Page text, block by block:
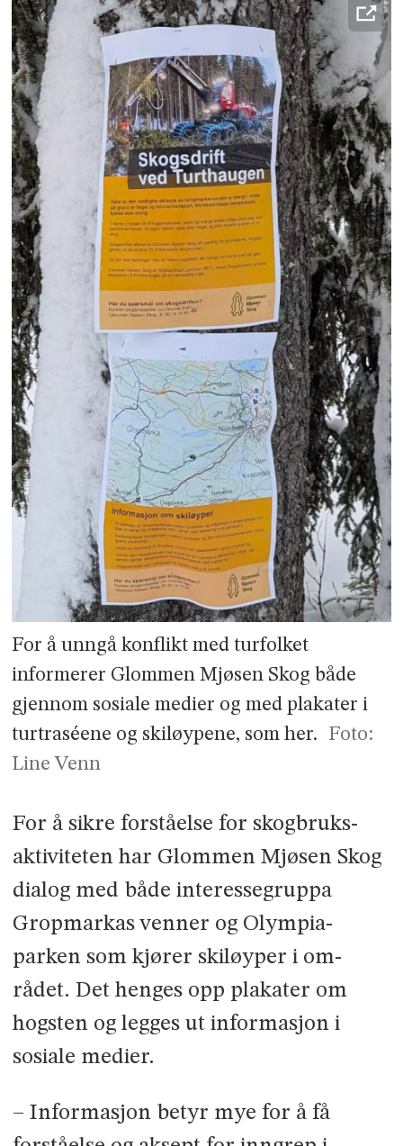
For å unngå konflikt med turfolket
informerer Glommen Mjøsen Skog både
gjennom sosiale medier og med plakater i
turtraséene og skiløypene, som her.
Foto:
Line Venn
For å sikre forståelse for skogbruks­
aktiviteten har Glommen Mjøsen Skog
dialog med både interessegruppa
Gropmarkas venner og Olympia­
parken som kjører skiløyper i om­
rådet. Det henges opp plakater om
hogsten og legges ut informasjon i
sosiale medier.
– Informasjon betyr mye for å få